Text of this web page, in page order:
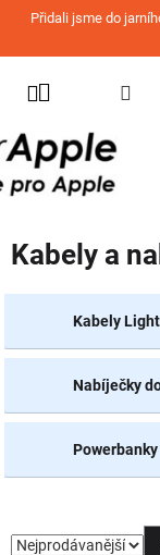
Přejít na obsah
Přidali jsme do
IPHONE
MACBOOK
AIRPODS
AIRTAG
OSTATNÍ
NOVINKY
Kabely a
Kabely
Nabíječky
Powerbanky